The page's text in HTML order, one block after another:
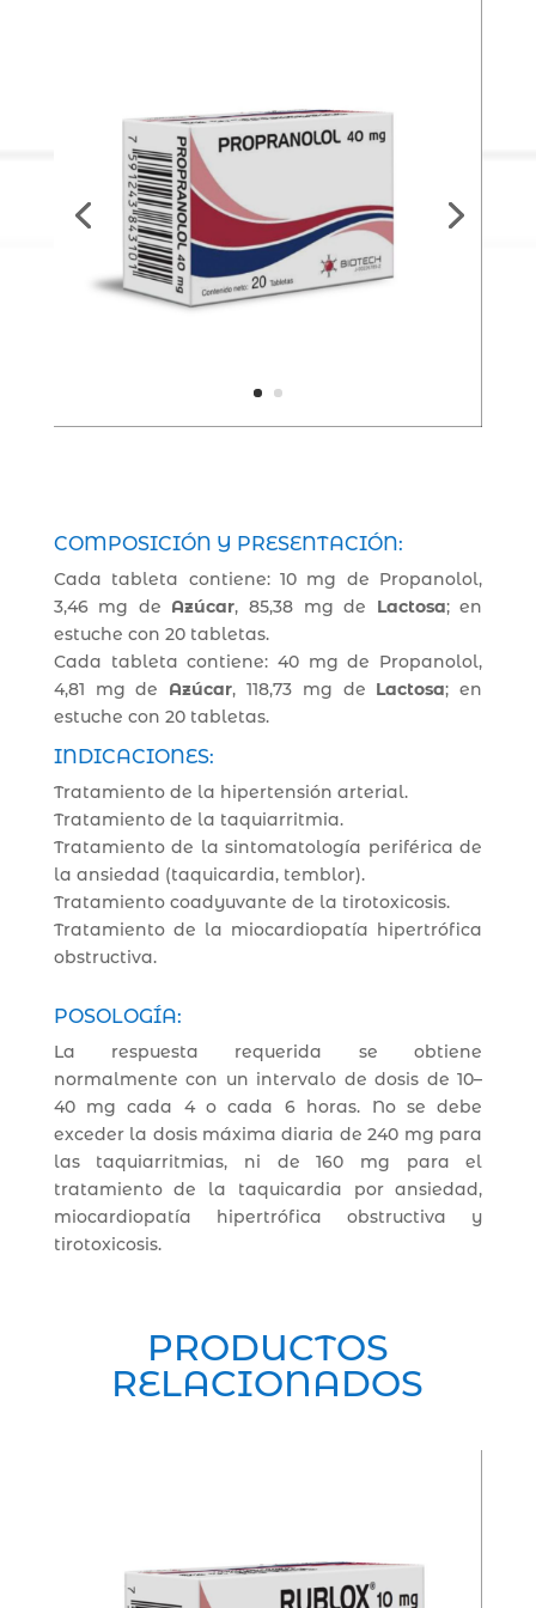
COMPOSICIÓN Y PRESENTACIÓN:
Cada tableta contiene: 10 mg de Propanolol,
3,46 mg de Azúcar, 85,38 mg de Lactosa; en
estuche con 20 tabletas.
Cada tableta contiene: 40 mg de Propanolol,
4,81 mg de Azúcar, 118,73 mg de Lactosa; en
estuche con 20 tabletas.
INDICACIONES:
Tratamiento de la hipertensión arterial.
Tratamiento de la taquiarritmia.
Tratamiento de la sintomatología periférica de
la ansiedad (taquicardia, temblor).
Tratamiento coadyuvante de la tirotoxicosis.
Tratamiento de la miocardiopatía hipertrófica
obstructiva.
POSOLOGÍA:
La respuesta requerida se obtiene
normalmente con un intervalo de dosis de 10–
40 mg cada 4 o cada 6 horas. No se debe
exceder la dosis máxima diaria de 240 mg para
las taquiarritmias, ni de 160 mg para el
tratamiento de la taquicardia por ansiedad,
miocardiopatía hipertrófica obstructiva y
tirotoxicosis.
PRODUCTOS
RELACIONADOS